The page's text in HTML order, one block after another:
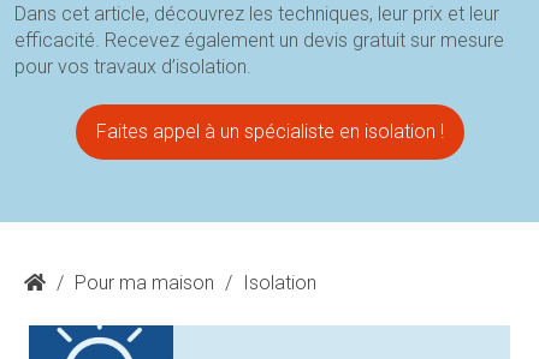
Dans cet article, découvrez les techniques, leur prix et leur
efficacité. Recevez également un devis gratuit sur mesure
pour vos travaux d’isolation.
Faites appel à un spécialiste en isolation !
/ Pour ma maison / Isolation